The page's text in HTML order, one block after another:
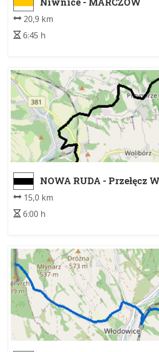
20,9 km
6:45 h
NOWA RUDA - Przełęcz
15,0 km
6:00 h